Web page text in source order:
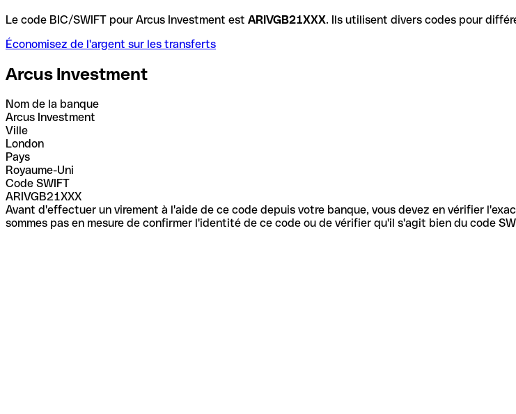
Le code BIC/SWIFT pour Arcus Investment est ARIVGB21XXX. Ils utilisent divers codes pour
Économisez de l'argent sur les transferts
Arcus Investment
Nom de la banque
Arcus Investment
Ville
London
Pays
Royaume-Uni
Code SWIFT
ARIVGB21XXX
Avant d'effectuer un virement à l'aide de ce code depuis votre banque, vous devez en vérifier
sommes pas en mesure de confirmer l'identité de ce code ou de vérifier qu'il s'agit bien du code